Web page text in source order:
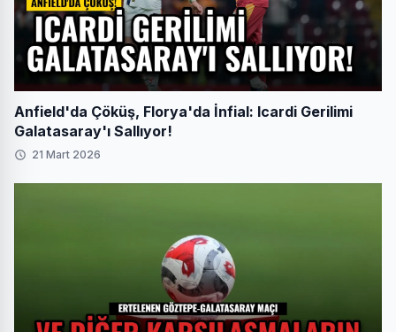
Anfield'da Çöküş, Florya'da İnfial: Icardi Gerilimi
Galatasaray'ı Sallıyor!
21 Mart 2026